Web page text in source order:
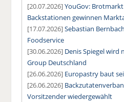
[20.07.2026]YouGov:
Backstationen gewinnen
[17.07.2026]Sebastian
Foodservice
[30.06.2026] Denis Spiegel wird
Group Deutschland
[26.06.2026] Europastry baut
[26.06.2026]
Vorsitzender wiedergewählt